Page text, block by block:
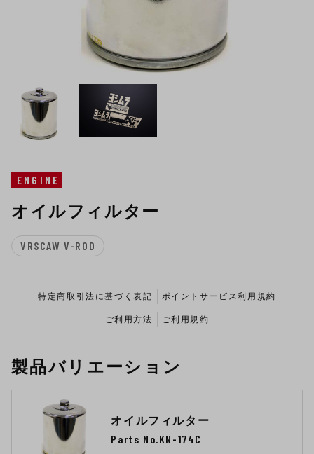
ENGINE
オイルフィルター
VRSCAW V-ROD
特定商取引法に基づく表記 ポイントサービス利用規約
ご利用方法 ご利用規約
製品バリエーション
オイルフィルター
Parts No.KN-174C